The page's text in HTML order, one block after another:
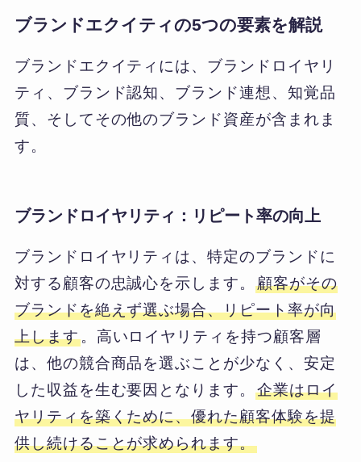
ブランドエクイティの5つの要素を解説
ブランドエクイティには、ブランドロイヤリ
ティ、ブランド認知、ブランド連想、知覚品
質、そしてその他のブランド資産が含まれま
す。
ブランドロイヤリティ：リピート率の向上
ブランドロイヤリティは、特定のブランドに
対する顧客の忠誠心を示します。顧客がその
ブランドを絶えず選ぶ場合、リピート率が向
上します。高いロイヤリティを持つ顧客層
は、他の競合商品を選ぶことが少なく、安定
した収益を生む要因となります。企業はロイ
ヤリティを築くために、優れた顧客体験を提
供し続けることが求められます。